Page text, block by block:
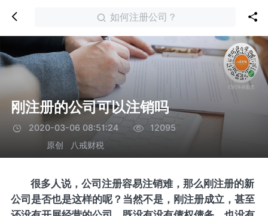
如何注册公司？
刚注册的公司可以注销吗
2020-03-06 08:51:24
12095
原创
八戒财税
很多人说，公司注册容易注销难，那么刚注册的新
公司是否也是这样的呢？当然不是，刚注册成立，甚至